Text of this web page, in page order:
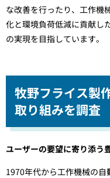
な改善を行ったり、工作機
化と環境負荷低減に貢献し
の実現を目指しています。
牧野フライス製
取り組みを調査
ユーザーの要望に寄り添う
1970年代から工作機械の